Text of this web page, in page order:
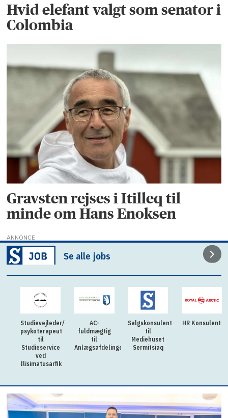
Hvid elefant valgt som senator i
Colombia
Gravsten rejses i Itilleq til
minde om Hans Enoksen
ANNONCE
Se alle jobs
AC-
fuldmægtig
til
Anlægsafdelingen
Salgskonsulent
til
Mediehuset
Sermitsiaq
HR Konsulent
Fleksibel og